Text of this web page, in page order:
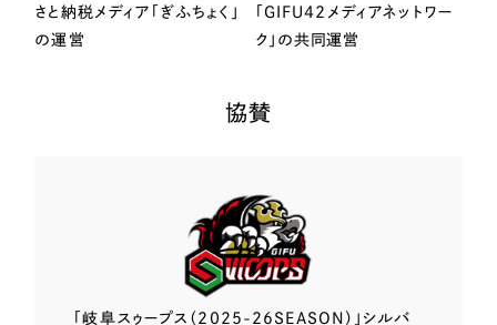
さと納税メディア「ぎふちょく」
の運営
「GIFU42メディアネットワー
ク」の共同運営
協賛
「岐阜スゥープス （2025-26SEASON）」 シルバ